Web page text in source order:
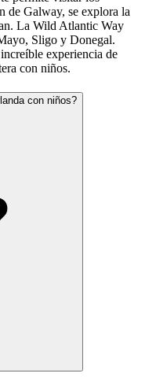
de Galway, se explora la
La Wild Atlantic Way
Sligo y Donegal.
experiencia de
con niños.
con niños?